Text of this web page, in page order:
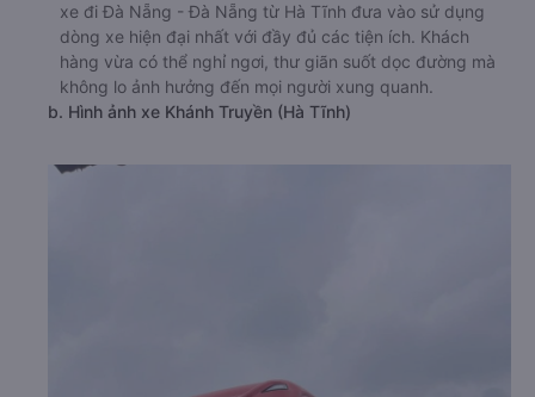
xe đi Đà Nẵng - Đà Nẵng từ Hà Tĩnh đưa vào sử dụng
dòng xe hiện đại nhất với đầy đủ các tiện ích. Khách
hàng vừa có thể nghỉ ngơi, thư giãn suốt dọc đường mà
không lo ảnh hưởng đến mọi người xung quanh.
b. Hình ảnh xe Khánh Truyền (Hà Tĩnh)